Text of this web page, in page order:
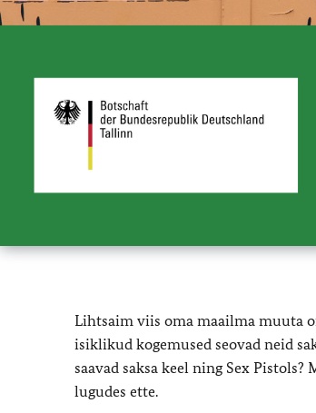
Lihtsaim viis oma maailma muuta
isiklikud kogemused seovad neid
saavad saksa keel ning Sex
lugudes ette.